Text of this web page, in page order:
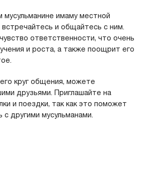
имаму местной
встречайтесь и общайтесь с ним.
ответственности, что очень
и роста, а также поощрит его
круг общения, можете
друзьями. Приглашайте на
и поездки, так как это поможет
с другими мусульманами.